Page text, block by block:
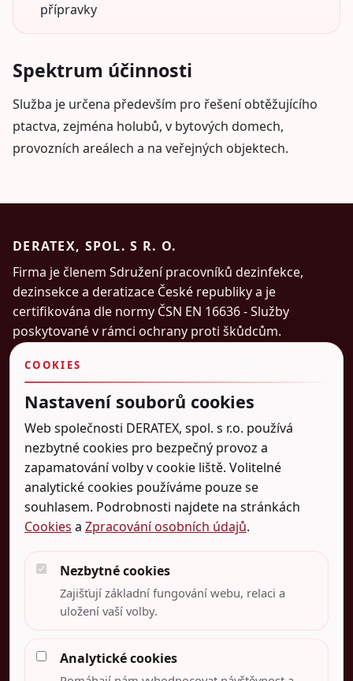
přípravky
Spektrum účinnosti
Služba je určena především pro řešení obtěžujícího
ptactva, zejména holubů, v bytových domech,
provozních areálech a na veřejných objektech.
COOKIES
Nastavení souborů cookies
Web společnosti DERATEX, spol. s r.o. používá
nezbytné cookies pro bezpečný provoz a
zapamatování volby v cookie liště. Volitelné
analytické cookies používáme pouze se
souhlasem. Podrobnosti najdete na stránkách
Cookies a Zpracování osobních údajů.
Nezbytné cookies
Zajišťují základní fungování webu, relaci a
uložení vaší volby.
Analytické cookies
DERATEX, SPOL. S R. O.
Firma je členem Sdružení pracovníků dezinfekce,
dezinsekce a deratizace České republiky a je
certifikována dle normy ČSN EN 16636 - Služby
poskytované v rámci ochrany proti škůdcům.
Profesionální deratizace, dezinsekce, dezinfekce pro
firmy, města, obce, provozovatele kanalizací i
domácnosti.
MENU
Úvod
Deratizace
Dezinsekce
Dezinfekce
Dokumentace
O nás
Kontakt